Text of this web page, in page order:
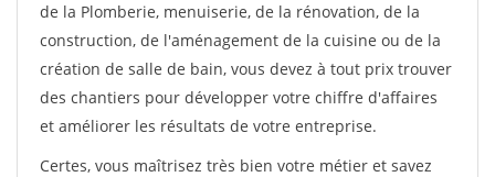
de la Plomberie, menuiserie, de la rénovation, de la
construction, de l'aménagement de la cuisine ou de la
création de salle de bain, vous devez à tout prix trouver
des chantiers pour développer votre chiffre d'affaires
et améliorer les résultats de votre entreprise.
Certes, vous maîtrisez très bien votre métier et savez